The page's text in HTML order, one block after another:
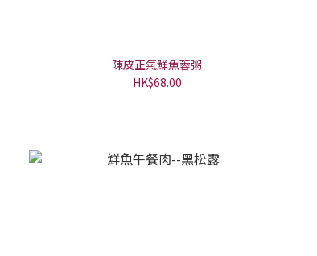
陳皮正氣鮮魚蓉粥
HK$68.00